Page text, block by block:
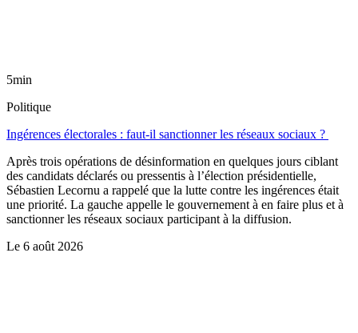
5min
Politique
Ingérences électorales : faut-il sanctionner les réseaux sociaux ?
Après trois opérations de désinformation en quelques jours ciblant
des candidats déclarés ou pressentis à l’élection présidentielle,
Sébastien Lecornu a rappelé que la lutte contre les ingérences était
une priorité. La gauche appelle le gouvernement à en faire plus et à
sanctionner les réseaux sociaux participant à la diffusion.
Le 6 août 2026